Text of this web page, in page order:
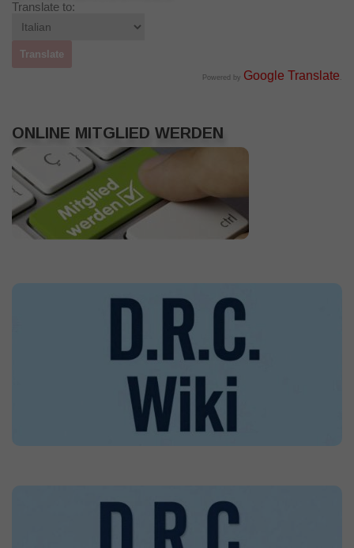
Translate to:
Powered by Google Translate
ONLINE MITGLIED WERDEN